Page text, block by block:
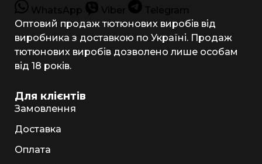
WhatsApp Viber
Telegram
Оптовий продаж тютюнових виробів від
виробника з доставкою по Україні. Продаж
тютюнових виробів дозволено лише особам
від 18 років.
Для клієнтів
Замовлення
Доставка
Оплата